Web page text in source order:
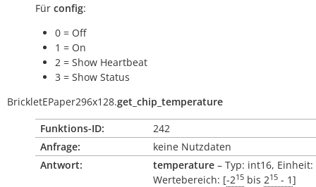
Für config:
0 = Off
1 = On
2 = Show Heartbeat
3 = Show Status
BrickletEPaper296x128.get_chip_temperature
Funktions-ID:
242
Anfrage:
keine Nutzdaten
Antwort:
temperature – Typ: int16,
Wertebereich: [-215 bis 215 - 1]